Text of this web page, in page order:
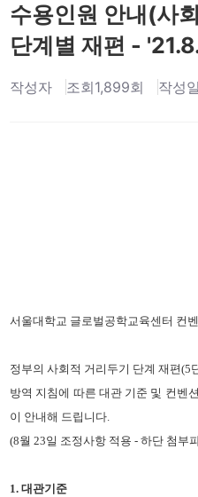
수용인원 안내(사
단계별 재편 -
작성자 조회1,899회 작성일
서울대학교 글로벌공학교육센터 컨
정부의 사회적 거리두기 단계 재편(5
방역 지침에 따른 대관 기준 및 컨벤
이 안내해 드립니다.
(8월 23일 조정사항 적용 - 하단 첨부
1.대관기준